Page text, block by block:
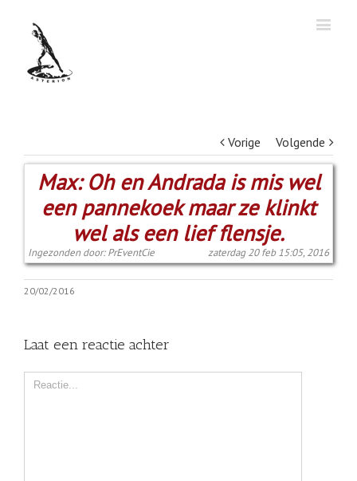
Vorige Volgende
Max: Oh en Andrada is mis wel
een pannekoek maar ze klinkt
wel als een lief flensje.
Ingezonden door: PrEventCie zaterdag 20 feb 15:05, 2016
20/02/2016
Laat een reactie achter
Comment